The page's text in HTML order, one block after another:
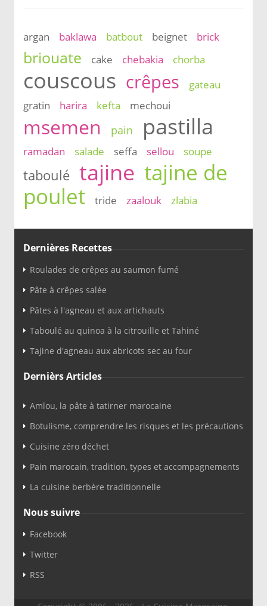
argan baklawa batbout beignet brick
briouate cake chebakia chorba
couscous crêpes
gateau
gratin
harira kefta mechoui
msemen pain pastilla
ramadan salade seffa sellou soupe
taboulé tajine tajine de
poulet
tride zaalouk zlabia
Dernières Recettes
Roulades de crêpes au saumon fumé
Pâte à crêpes salée
Pâtes à l'agneau et aux artichauts
Taboulé au quinoa à la citrouille et Tahiné
Tajine d'agneau aux abricots sec au four
Dernièrs Articles
Amlou, la pâte à tatirner marocaine
Botulisme, comprendre les risques et les précautions
Cuisine zéro déchet
Pain marocain, tradition, types et accompagnements
La cuisine berbère traditionnelle
Nous suivre
Facebook
Twitter
RSS